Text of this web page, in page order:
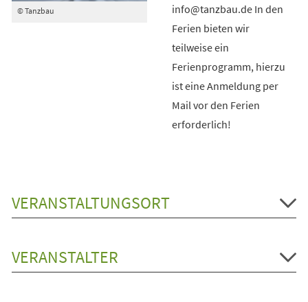
© Tanzbau
info@tanzbau.de In den
Ferien bieten wir
teilweise ein
Ferienprogramm, hierzu
ist eine Anmeldung per
Mail vor den Ferien
erforderlich!
VERANSTALTUNGSORT
VERANSTALTER